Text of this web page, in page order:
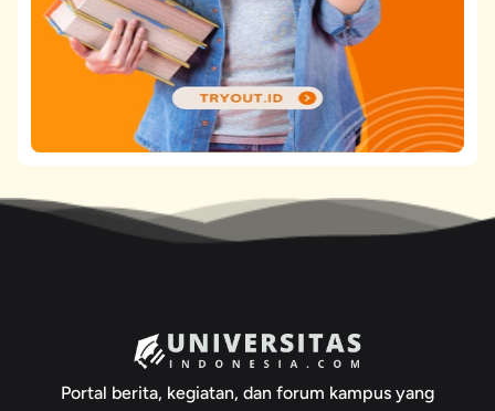
Portal berita, kegiatan, dan forum kampus yang